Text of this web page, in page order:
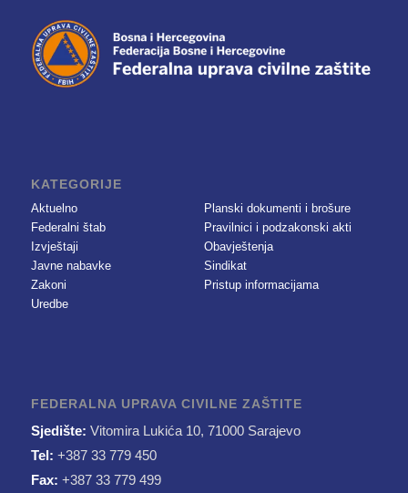
KATEGORIJE
Aktuelno
Federalni štab
Izvještaji
Javne nabavke
Zakoni
Uredbe
Planski dokumenti i brošure
Pravilnici i podzakonski akti
Obavještenja
Sindikat
Pristup informacijama
FEDERALNA UPRAVA CIVILNE ZAŠTITE
Sjedište: Vitomira Lukića 10, 71000 Sarajevo
Tel: +387 33 779 450
Fax: +387 33 779 499